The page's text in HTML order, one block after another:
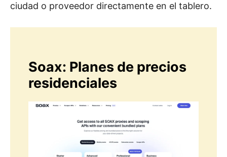
ciudad o proveedor directamente en el tablero.
Soax: Planes de precios
residenciales